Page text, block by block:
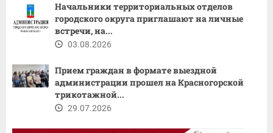
Начальники территориальных отделов
городского округа приглашают на личные
встречи, на...
03.08.2026
Прием граждан в формате выездной
администрации прошел на Красногорской
трикотажной...
29.07.2026